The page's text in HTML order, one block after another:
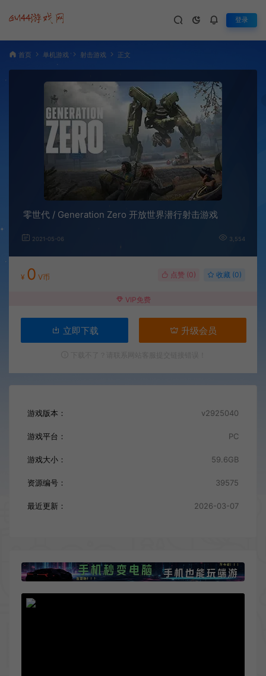
登录
首页 单机游戏 射击游戏 正文
零世代 / Generation Zero 开放世界潜行射击游戏
2021-05-06 3,554
¥ 0 V币 点赞 (0) 收藏 (0)
VIP免费
立即下载 升级会员
游戏版本： v2925040
游戏平台： PC
游戏大小： 59.6GB
资源编号： 39575
最近更新： 2026-03-07